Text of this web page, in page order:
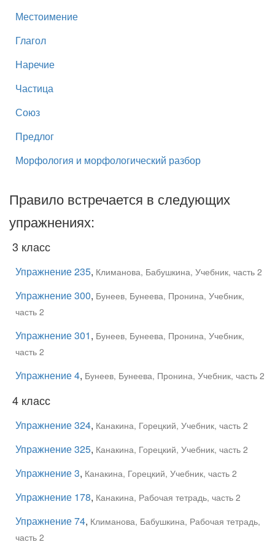
Местоимение
Глагол
Наречие
Частица
Союз
Предлог
Морфология и морфологический разбор
Правило встречается в следующих
упражнениях:
3 класс
Упражнение 235, Климанова, Бабушкина, Учебник, часть 2
Упражнение 300, Бунеев, Бунеева, Пронина, Учебник,
часть 2
Упражнение 301, Бунеев, Бунеева, Пронина, Учебник,
часть 2
Упражнение 4, Бунеев, Бунеева, Пронина, Учебник, часть 2
4 класс
Упражнение 324, Канакина, Горецкий, Учебник, часть 2
Упражнение 325, Канакина, Горецкий, Учебник, часть 2
Упражнение 3, Канакина, Горецкий, Учебник, часть 2
Упражнение 178, Канакина, Рабочая тетрадь, часть 2
Упражнение 74, Климанова, Бабушкина, Рабочая тетрадь,
часть 2